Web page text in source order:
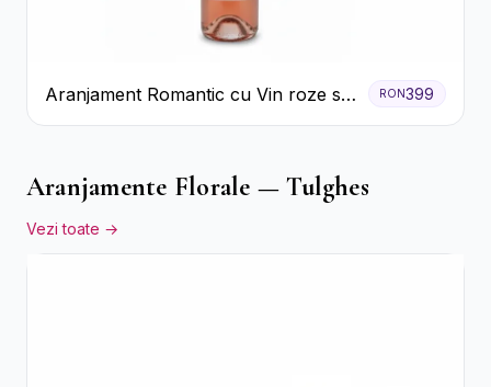
Aranjament Romantic cu Vin roze si
Flori pastel
RON399
Aranjamente Florale — Tulghes
Vezi toate →